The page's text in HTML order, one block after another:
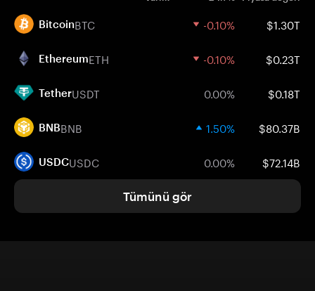
BitcoinBTC -0.10% $1.30T
EthereumETH -0.10% $0.23T
TetherUSDT 0.00% $0.18T
BNBBNB 1.50% $80.37B
USDCUSDC 0.00% $72.14B
Tümünü gör